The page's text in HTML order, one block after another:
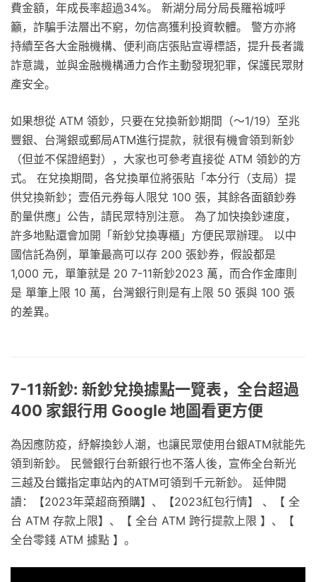
費金額，年成長率超過34%。 新湖分局分局長羅裕城呼
籲，詐騙手法層出不窮，勿信高獲利投資軟體。 警方亦將
持續至各大金融機構、便利商店張貼宣導標語，提升長者識
詐意識，並與金融機構通力合作主動發現犯罪，保護民眾財
產安全。
如果想從 ATM 領鈔，只要在兌換新鈔期間（～1/19）至兆
豐銀、台灣銀或郵局ATM進行提款，就很有機會領到新鈔
（但並不保證絕對），大家也可參考直接從 ATM 領鈔的方
式。 在兌換期間，各兌換單位將張貼「本分行（支局）提
供兌換新鈔；壹佰元券每人限兌 100 張，其餘各面額鈔券
酌量供應」公告，請民眾特別注意。 為了加快換鈔速度，
許多地點還會加開「新鈔兌換專櫃」方便民眾辦理。 以中
國信託為例，單筆最高可以存 200 張鈔券，假設都是
1,000 元，單筆就是 20 7-11新鈔2023 萬，而合作金庫則
是 單筆上限 10 萬，台灣銀行則是有上限 50 張與 100 張
的差異。
7-11新鈔: 新鈔兌換據點一覽表，全台超過
400 家銀行用 Google 地圖看更方便
為因應防疫，紓解換鈔人潮，也讓民眾使用台銀ATM就能先
領到新鈔。 民營銀行台新銀行也不落人後，宣佈全台新光
三越及台鐵指定車站內的ATM可領到千元新鈔。 延伸閱
讀：【2023年菜超商預購】、【2023紅包行情】 、【 全
台 ATM 存款上限】、【 全台 ATM 跨行提款上限 】、【
全台零錢 ATM 據點 】。